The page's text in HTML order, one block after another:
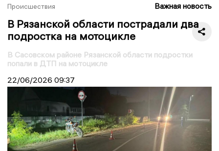
Происшествия Важная новость
В Рязанской области пострадали два
подростка на мотоцикле
В Сасовском районе Рязанской области подростки
попали в ДТП на мотоцикле
22/06/2026 09:37